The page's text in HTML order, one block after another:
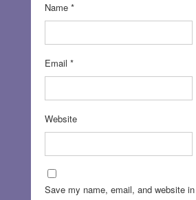
Name *
Email *
Website
Save my name, email, and website